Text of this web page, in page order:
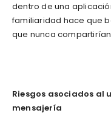
dentro de una
familiaridad hace que
que nunca
Riesgos asociados al
mensajería